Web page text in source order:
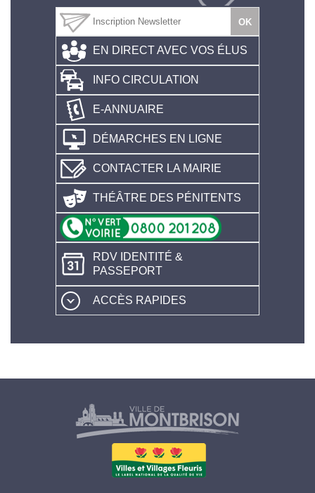
EN DIRECT AVEC VOS ÉLUS
INFO CIRCULATION
E-ANNUAIRE
DÉMARCHES EN LIGNE
CONTACTER LA MAIRIE
THÉÂTRE DES PÉNITENTS
RDV IDENTITÉ &
PASSEPORT
ACCÈS RAPIDES